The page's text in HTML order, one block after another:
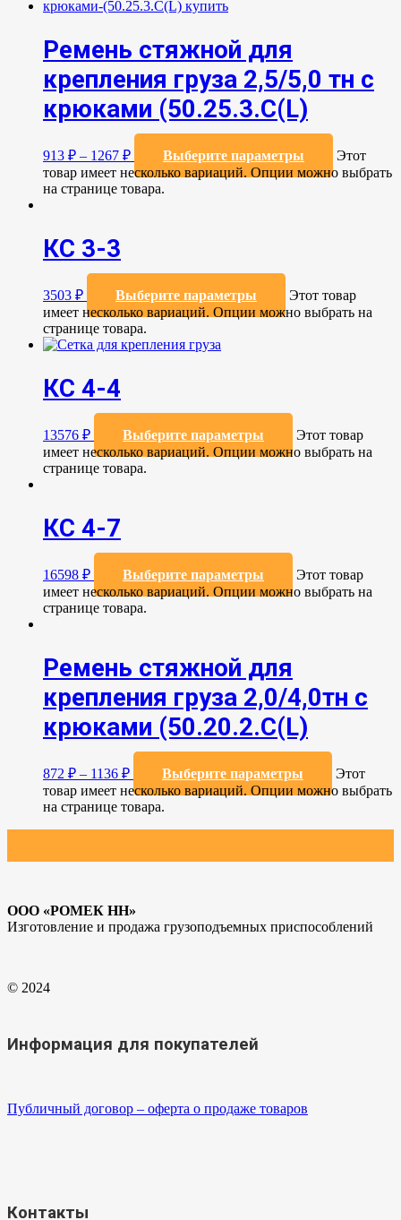
Ремень стяжной для
крепления груза 2,5/5,0 тн с
крюками (50.25.3.C(L)
913 ₽ – 1267 ₽ Выберите параметры
Этот
товар имеет несколько вариаций. Опции можно выбрать
на странице товара.
КС 3-3
3503 ₽ Выберите параметры
Этот товар
имеет несколько вариаций. Опции можно выбрать на
странице товара.
КС 4-4
13576 ₽ Выберите параметры
Этот товар
имеет несколько вариаций. Опции можно выбрать на
странице товара.
КС 4-7
16598 ₽ Выберите параметры
Этот товар
имеет несколько вариаций. Опции можно выбрать на
странице товара.
Ремень стяжной для
крепления груза 2,0/4,0тн с
крюками (50.20.2.C(L)
872 ₽ – 1136 ₽ Выберите параметры
Этот
товар имеет несколько вариаций. Опции можно выбрать
на странице товара.
ООО «РОМЕК НН»
Изготовление и продажа грузоподъемных приспособлений
© 2024
Информация для покупателей
Публичный договор – оферта о продаже товаров
Контакты